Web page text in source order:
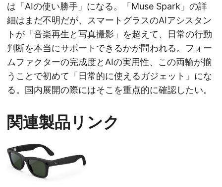
は「AIの使い勝手」になる。「Muse Spark」の詳
細はまだ不明だが、スマートグラスのAIアシスタン
トが「音楽再生と写真撮影」を超えて、日常の行動
判断を本当にサポートできるかが問われる。フォー
ムファクターの完成度とAIの実用性、この両輪が揃
うことで初めて「日常的に使えるガジェット」にな
る。国内展開の際にはそこを重点的に確認したい。
関連製品リンク